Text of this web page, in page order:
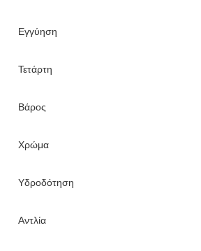
Εγγύηση
Τετάρτη
Βάρος
Χρώμα
Υδροδότηση
Αντλία